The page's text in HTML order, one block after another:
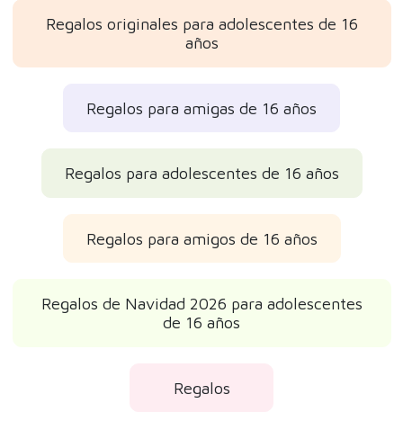
Regalos originales para adolescentes de 16
años
Regalos para amigas de 16 años
Regalos para adolescentes de 16 años
Regalos para amigos de 16 años
Regalos de Navidad 2026 para adolescentes
de 16 años
Regalos